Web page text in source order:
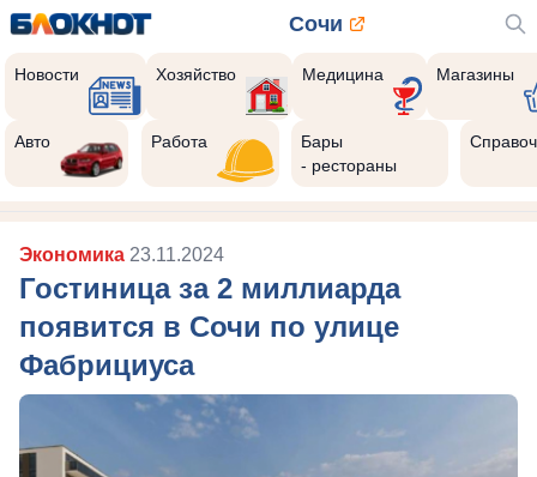
Сочи
Новости Хозяйство Медицина Магазины
Авто Работа
Бары
- рестораны
Экономика 23.11.2024
Гостиница за 2 миллиарда
появится в Сочи по улице
Фабрициуса